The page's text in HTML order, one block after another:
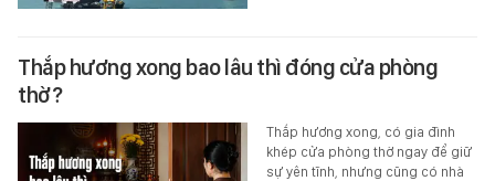
Thắp hương xong bao lâu thì đóng cửa phòng
thờ?
Thắp hương xong, có gia đình
khép cửa phòng thờ ngay để giữ
sự yên tĩnh, nhưng cũng có nhà